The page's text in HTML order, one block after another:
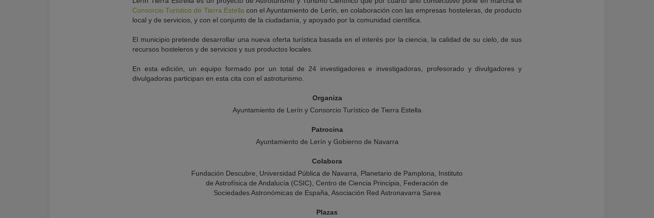
Consorcio Turístico de Tierra Estella con el Ayuntamiento de Lerín, en colaboración con las empresas hosteleras, de producto
local y de servicios, y con el conjunto de la ciudadanía, y apoyado por la comunidad científica.
El municipio pretende desarrollar una nueva oferta turística basada en el interés por la ciencia, la calidad de su cielo, de sus
recursos hosteleros y de servicios y sus productos locales.
En esta edición, un equipo formado por un total de 24 investigadores e investigadoras, profesorado y divulgadores y
divulgadoras participan en esta cita con el astroturismo.
Organiza
Ayuntamiento de Lerín y Consorcio Turístico de Tierra Estella
Patrocina
Ayuntamiento de Lerín y Gobierno de Navarra
Colabora
Fundación Descubre, Universidad Pública de Navarra, Planetario de Pamplona, Instituto
de Astrofísica de Andalucía (CSIC), Centro de Ciencia Principia, Federación de
Sociedades Astronómicas de España, Asociación Red Astronavarra Sarea
Plazas